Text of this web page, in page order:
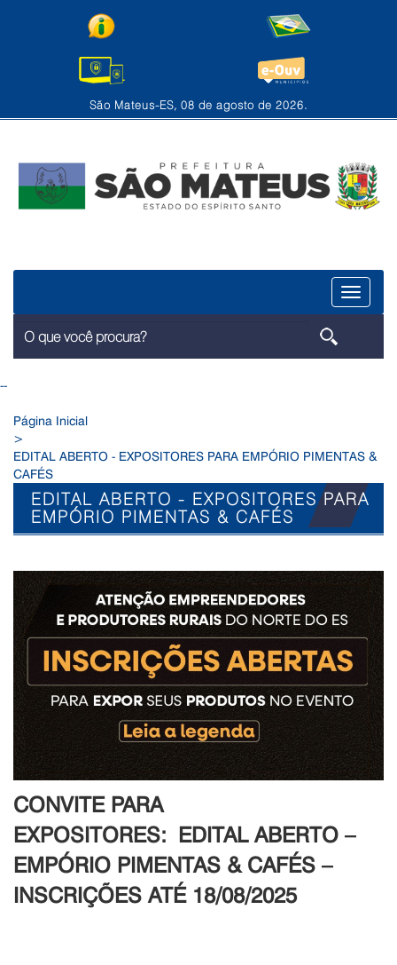
São Mateus-ES, 08 de agosto de 2026.
Menu
--
Página Inicial
>
EDITAL ABERTO - EXPOSITORES PARA EMPÓRIO PIMENTAS &
CAFÉS
EDITAL ABERTO - EXPOSITORES PARA
EMPÓRIO PIMENTAS & CAFÉS
CONVITE PARA
EXPOSITORES: EDITAL ABERTO –
EMPÓRIO PIMENTAS & CAFÉS –
INSCRIÇÕES ATÉ 18/08/2025